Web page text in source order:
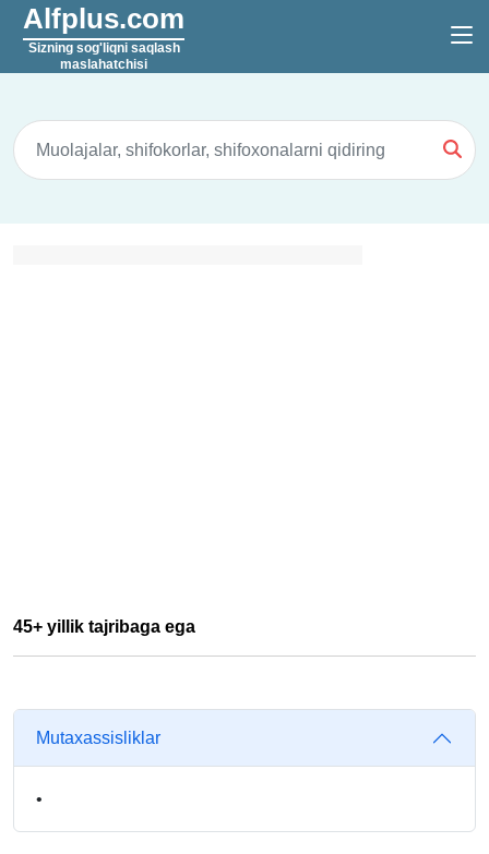
Alfplus.com
Sizning sog'liqni saqlash
maslahatchisi
45+ yillik tajribaga ega
Mutaxassisliklar
•